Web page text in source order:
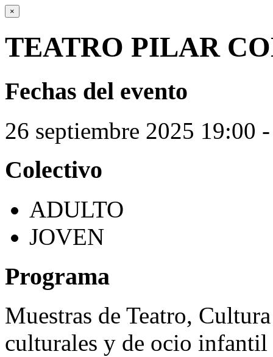
×
TEATRO PILAR
Fechas del evento
26 septiembre 2025 19:00
Colectivo
ADULTO
JOVEN
Programa
Muestras de Teatro,
culturales y de ocio infantil